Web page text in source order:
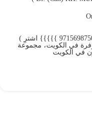
( حبوب الإجهاض في الكويت، {{{{{ +971569875040 }}}}} اشترِ
في الكويت، مجموعة